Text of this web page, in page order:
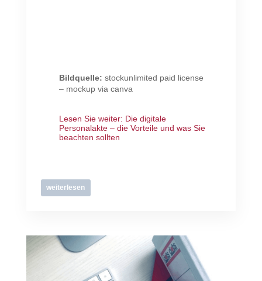
Bildquelle: stockunlimited paid license
– mockup via canva
Lesen Sie weiter: Die digitale
Personalakte – die Vorteile und was Sie
beachten sollten
weiterlesen